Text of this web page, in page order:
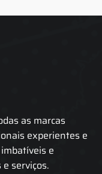
as marcas
experientes e
e
serviços.